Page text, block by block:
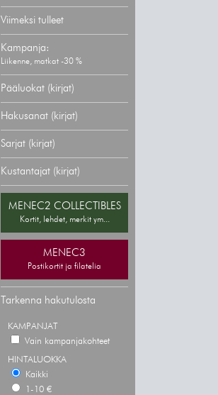
Viimeksi tulleet
Kampanja:
Liikenne, matkat -30 %
Pääluokat (kirjat)
Hakusanat (kirjat)
Sarjat (kirjat)
Kustantajat (kirjat)
MENEC2 COLLECTIBLES
Kortit, lehdet, merkit ym...
MENEC3
Postikortit ja filatelia
Tarkenna hakutulosta
KAMPANJAT
Vain kampanjakohteet
HINTALUOKKA
Kaikki
1-10 €